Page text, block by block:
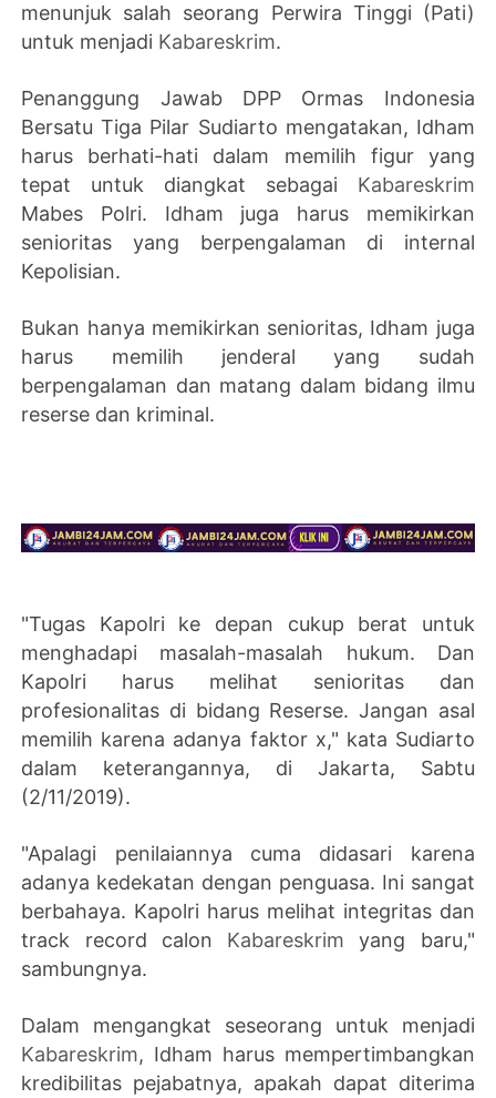
menunjuk salah seorang Perwira Tinggi (Pati)
untuk menjadi Kabareskrim.
Penanggung Jawab DPP Ormas Indonesia
Bersatu Tiga Pilar Sudiarto mengatakan, Idham
harus berhati-hati dalam memilih figur yang
tepat untuk diangkat sebagai Kabareskrim
Mabes Polri. Idham juga harus memikirkan
senioritas yang berpengalaman di internal
Kepolisian.
Bukan hanya memikirkan senioritas, Idham juga
harus memilih jenderal yang sudah
berpengalaman dan matang dalam bidang ilmu
reserse dan kriminal.
"Tugas Kapolri ke depan cukup berat untuk
menghadapi masalah-masalah hukum. Dan
Kapolri harus melihat senioritas dan
profesionalitas di bidang Reserse. Jangan asal
memilih karena adanya faktor x," kata Sudiarto
dalam keterangannya, di Jakarta, Sabtu
(2/11/2019).
"Apalagi penilaiannya cuma didasari karena
adanya kedekatan dengan penguasa. Ini sangat
berbahaya. Kapolri harus melihat integritas dan
track record calon Kabareskrim yang baru,"
sambungnya.
Dalam mengangkat seseorang untuk menjadi
Kabareskrim, Idham harus mempertimbangkan
kredibilitas pejabatnya, apakah dapat diterima